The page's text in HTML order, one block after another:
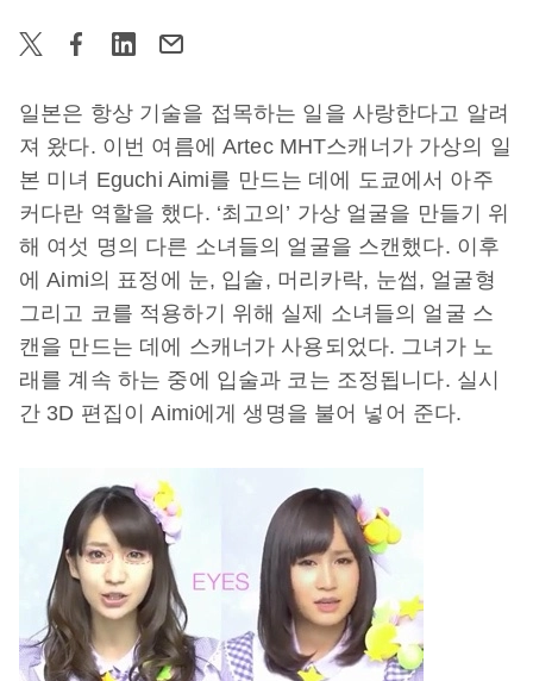
일본은 항상 기술을 접목하는 일을 사랑한다고 알려
져 왔다. 이번 여름에 Artec MHT스캐너가 가상의 일
본 미녀 Eguchi Aimi를 만드는 데에 도쿄에서 아주
커다란 역할을 했다. ‘최고의’ 가상 얼굴을 만들기 위
해 여섯 명의 다른 소녀들의 얼굴을 스캔했다. 이후
에 Aimi의 표정에 눈, 입술, 머리카락, 눈썹, 얼굴형
그리고 코를 적용하기 위해 실제 소녀들의 얼굴 스
캔을 만드는 데에 스캐너가 사용되었다. 그녀가 노
래를 계속 하는 중에 입술과 코는 조정됩니다. 실시
간 3D 편집이 Aimi에게 생명을 불어 넣어 준다.